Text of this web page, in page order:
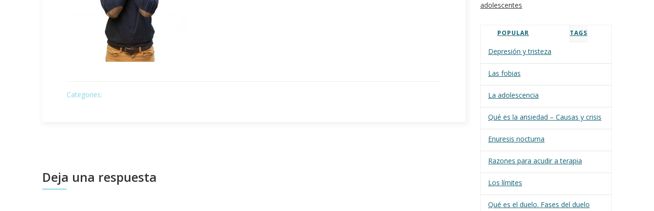
Categories:
Deja una respuesta
adolescentes
POPULAR TAGS
Depresión y tristeza
Las fobias
La adolescencia
Qué es la ansiedad – Causas y crisis
Enuresis nocturna
Razones para acudir a terapia
Los límites
Qué es el duelo. Fases del duelo